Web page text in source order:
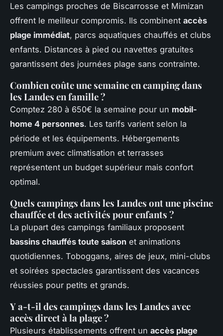
Les campings proches de Biscarrosse et Mimizan
offrent le meilleur compromis. Ils combinent accès
plage immédiat, parcs aquatiques chauffés et clubs
enfants. Distances à pied ou navettes gratuites
garantissent des journées plage sans contrainte.
Combien coûte une semaine en camping dans
les Landes en famille ?
Comptez 280 à 650€ la semaine pour un mobil-
home 4 personnes. Les tarifs varient selon la
période et les équipements. Hébergements
premium avec climatisation et terrasses
représentent un budget supérieur mais confort
optimal.
Quels campings dans les Landes ont une piscine
chauffée et des activités pour enfants ?
La plupart des campings familiaux proposent
bassins chauffés toute saison et animations
quotidiennes. Toboggans, aires de jeux, mini-clubs
et soirées spectacles garantissent des vacances
réussies pour petits et grands.
Y a-t-il des campings dans les Landes avec
accès direct à la plage ?
Plusieurs établissements offrent un accès plage